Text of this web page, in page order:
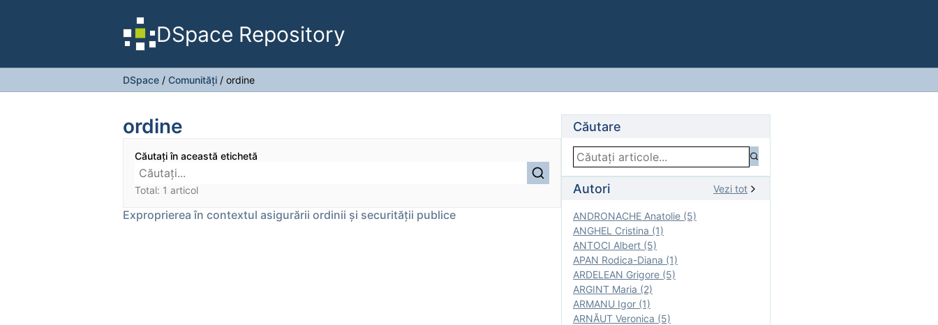
DSpace Repository
DSpace / Comunități / ordine
ordine
Căutați în această etichetă
Total: 1 articol
Exproprierea în contextul asigurării ordinii și securității publice
Căutare
Autori Vezi tot
ANDRONACHE Anatolie (5)
ANGHEL Cristina (1)
ANTOCI Albert (5)
APAN Rodica-Diana (1)
ARDELEAN Grigore (5)
ARGINT Maria (2)
ARMANU Igor (1)
ARNĂUT Veronica (5)